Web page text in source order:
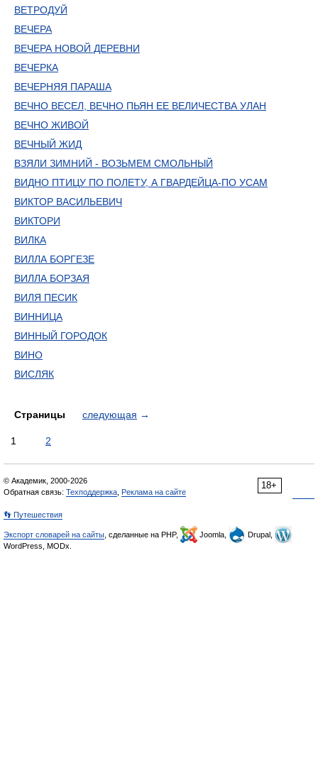
ВЕТРОДУЙ
ВЕЧЕРА
ВЕЧЕРА НОВОЙ ДЕРЕВНИ
ВЕЧЕРКА
ВЕЧЕРНЯЯ ПАРАША
ВЕЧНО ВЕСЕЛ, ВЕЧНО ПЬЯН ЕЕ ВЕЛИЧЕСТВА УЛАН
ВЕЧНО ЖИВОЙ
ВЕЧНЫЙ ЖИД
ВЗЯЛИ ЗИМНИЙ - ВОЗЬМЕМ СМОЛЬНЫЙ
ВИДНО ПТИЦУ ПО ПОЛЕТУ, А ГВАРДЕЙЦА-ПО УСАМ
ВИКТОР ВАСИЛЬЕВИЧ
ВИКТОРИ
ВИЛКА
ВИЛЛА БОРГЕЗЕ
ВИЛЛА БОРЗАЯ
ВИЛЯ ПЕСИК
ВИННИЦА
ВИННЫЙ ГОРОДОК
ВИНО
ВИСЛЯК
Страницы следующая →
1 2
18+
© Академик, 2000-2026
Обратная связь: Техподдержка Реклама на сайте
👣 Путешествия
Экспорт словарей на сайты , сделанные на PHP, Joomla,
Drupal,
WordPress, MODx.